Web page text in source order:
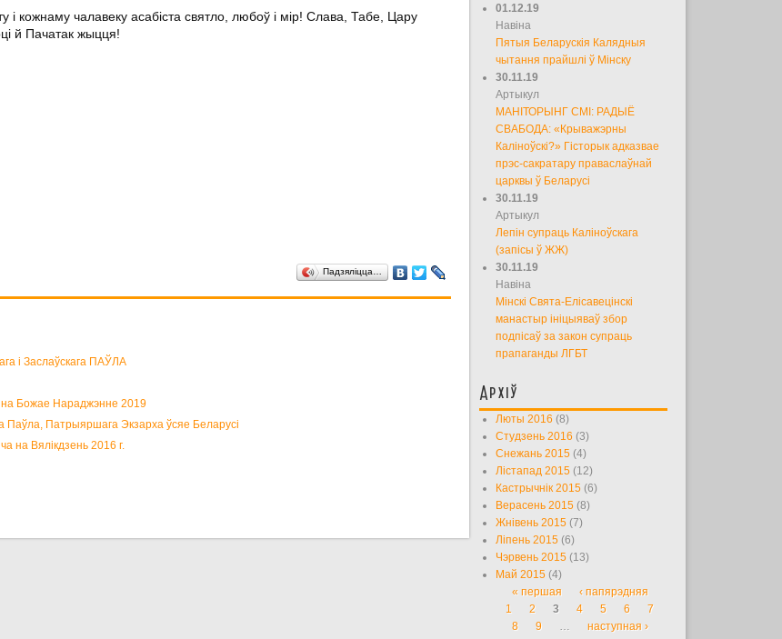
і кожнаму чалавеку асабіста святло, любоў і мір! Слава, Табе, Цару
й Пачатак жыцця!
Падзяліцца…
і Заслаўскага ПАЎЛА
на Божае Нараджэнне 2019
Паўла, Патрыяршага Экзарха ўсяе Беларусі
на Вялікдзень 2016 г.
01.12.19
Навіна
Пятыя Беларускія Калядныя
чытання прайшлі ў Мінску
30.11.19
Артыкул
МАНІТОРЫНГ СМІ: РАДЫЁ
СВАБОДА: «Крыважэрны
Каліноўскі?» Гісторык адказвае
прэс-сакратару праваслаўнай
царквы ў Беларусі
30.11.19
Артыкул
Лепін супраць Каліноўскага
(запісы ў ЖЖ)
30.11.19
Навіна
Мінскі Свята-Елісавецінскі
манастыр ініцыяваў збор
подпісаў за закон супраць
прапаганды ЛГБТ
Архіў
Люты 2016 (8)
Студзень 2016 (3)
Снежань 2015 (4)
Лістапад 2015 (12)
Кастрычнік 2015 (6)
Верасень 2015 (8)
Жнівень 2015 (7)
Ліпень 2015 (6)
Чэрвень 2015 (13)
Май 2015 (4)
Старонкі
« першая
‹ папярэдняя
1
2 3 4 5 6
7
8
9 …
наступная ›